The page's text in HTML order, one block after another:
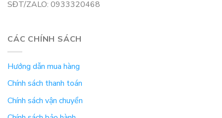
SĐT/ZALO: 0933320468
CÁC CHÍNH SÁCH
Hướng dẫn mua hàng
Chính sách thanh toán
Chính sách vận chuyển